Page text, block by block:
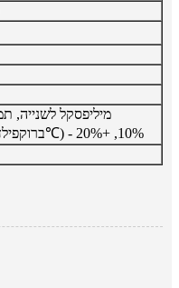
ברוקפילד 20 סל"ד 20℃) - 10%, +20%